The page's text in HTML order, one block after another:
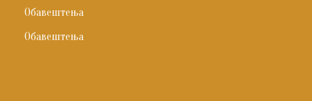
Обавештења
Обавештења